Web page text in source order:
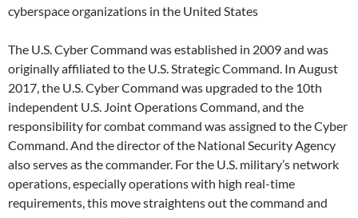
cyberspace organizations in the United States
The U.S. Cyber Command was established in 2009 and was
originally affiliated to the U.S. Strategic Command. In August
2017, the U.S. Cyber Command was upgraded to the 10th
independent U.S. Joint Operations Command, and the
responsibility for combat command was assigned to the Cyber
Command. And the director of the National Security Agency
also serves as the commander. For the U.S. military’s network
operations, especially operations with high real-time
requirements, this move straightens out the command and